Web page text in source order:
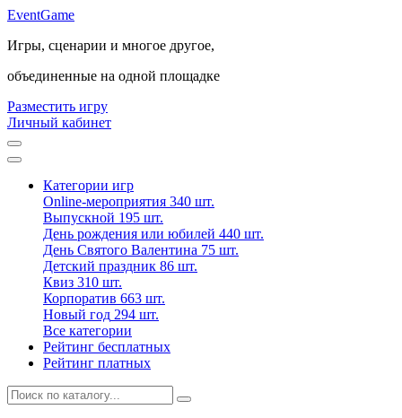
EventGame
Игры, сценарии и многое другое,
объединенные на одной площадке
Разместить игру
Личный кабинет
Категории игр
Online-мероприятия 340 шт.
Выпускной 195 шт.
День рождения или юбилей 440 шт.
День Святого Валентина 75 шт.
Детский праздник 86 шт.
Квиз 310 шт.
Корпоратив 663 шт.
Новый год 294 шт.
Все категории
Рейтинг бесплатных
Рейтинг платных